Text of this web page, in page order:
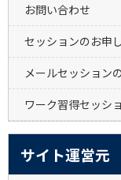
お問い合わせ
セッションのお申
メールセッション
ワーク習得セッシ
サイト運営元